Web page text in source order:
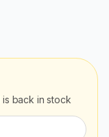
is back in stock